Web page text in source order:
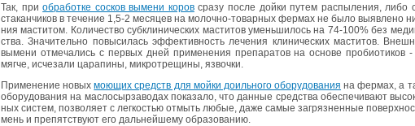
Так, приоб­ра­бот­ке сос­ков вы­ме­ни коровсразу после дойки путем рас­пы­ле­ния, либо
ста­кан­чи­ков в те­че­ние 1,5-2 ме­ся­цев на мо­лоч­но-то­вар­ных фер­мах не было вы­яв­ле­но
ния ма­сти­том. Ко­ли­че­ство суб­кли­ни­че­ских ма­сти­тов умень­ши­лось на 74-100% без
ства. Зна­чи­тель­но по­вы­си­лась эф­фек­тив­ность ле­че­ния кли­ни­че­ских ма­сти­тов.
вы­ме­ни от­ме­ча­лись с пер­вых дней при­ме­не­ния пре­па­ра­тов на ос­но­ве про­био­ти­ков -
мягче, ис­че­за­ли ца­ра­пи­ны, мик­ро­тре­щи­ны, яз­воч­ки.
При­ме­не­ние новыхмо­ю­щих средств для мойки до­иль­но­го обо­ру­до­ва­ния на фер­мах, а
обо­ру­до­ва­ния на мас­ло­сыр­за­во­дах по­ка­за­ло, что дан­ные сред­ства обес­пе­чи­ва­ют
ных си­стем, поз­во­ля­ет с лег­ко­стью от­мыть любые, даже самые за­гряз­нен­ные
мень и пре­пят­ству­ют его даль­ней­ше­му об­ра­зо­ва­нию.